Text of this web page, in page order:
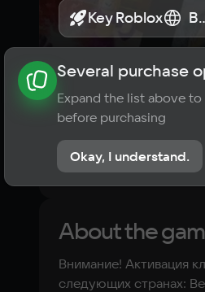
Key Roblox
About the game
? Player
No reviews
About the
Внимание! Активация
следующих странах:
Key Roblox
Several purchase
Expand the list above
before purchasing
Okay, I understand.